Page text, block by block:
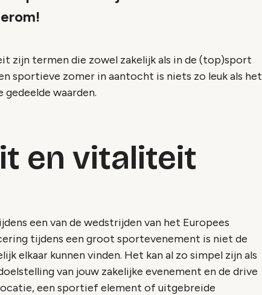
zijn termen die zowel zakelijk als in de (top)sport
sportieve zomer in aantocht is niets zo leuk als het
gedeelde waarden.
en vitaliteit
een van de wedstrijden van het Europees
tijdens een groot sportevenement is niet de
elkaar kunnen vinden. Het kan al zo simpel zijn als
van jouw zakelijke evenement en de drive
een sportief element of uitgebreide